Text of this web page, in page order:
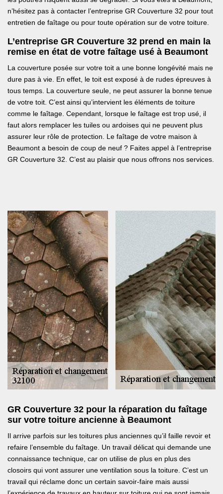
n’hésitez pas à contacter l’entreprise GR Couverture 32 pour tout
entretien de faîtage ou pour toute opération sur de votre toiture.
L’entreprise GR Couverture 32 prend en main la
remise en état de votre faîtage usé à Beaumont
La couverture posée sur votre toit a une bonne longévité mais ne
dure pas à vie. En effet, le toit est exposé à de rudes épreuves à
tous temps. La couverture seule, ne peut assurer la bonne tenue
de votre toit. C’est ainsi qu’intervient les éléments de toiture
comme le faîtage. Cependant, lorsque le faîtage est trop usé, il
faut alors remplacer les tuiles ou ardoises qui ne peuvent plus
assurer leur rôle de protection. Le faîtage de votre maison à
Beaumont a besoin de coup de neuf ? Faites appel à l’entreprise
GR Couverture 32. C’est au plaisir que nous offrons nos services.
GR Couverture 32 pour la réparation du faîtage
sur votre toiture ancienne à Beaumont
Il arrive parfois sur les toitures plus anciennes qu’il faille revoir et
refaire l’ensemble du faîtage. Un travail délicat qui demande une
connaissance technique, car on utilise de plus en plus des
closoirs qui vont assurer une ventilation sous la toiture. C’est un
travail qui réclame donc un certain savoir-faire mais aussi